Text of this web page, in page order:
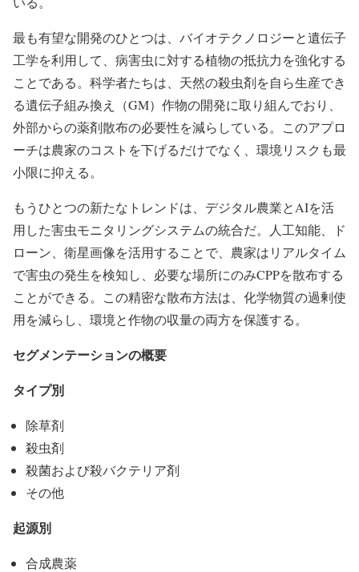
最も有望な開発のひとつは、バイオテクノロジーと遺伝子
工学を利用して、病害虫に対する植物の抵抗力を強化する
ことである。科学者たちは、天然の殺虫剤を自ら生産でき
る遺伝子組み換え（GM）作物の開発に取り組んでおり、
外部からの薬剤散布の必要性を減らしている。このアプロ
ーチは農家のコストを下げるだけでなく、環境リスクも最
小限に抑える。
もうひとつの新たなトレンドは、デジタル農業とAIを活
用した害虫モニタリングシステムの統合だ。人工知能、ド
ローン、衛星画像を活用することで、農家はリアルタイム
で害虫の発生を検知し、必要な場所にのみCPPを散布する
ことができる。この精密な散布方法は、化学物質の過剰使
用を減らし、環境と作物の収量の両方を保護する。
セグメンテーションの概要
タイプ別
除草剤
殺虫剤
殺菌および殺バクテリア剤
その他
起源別
合成農薬